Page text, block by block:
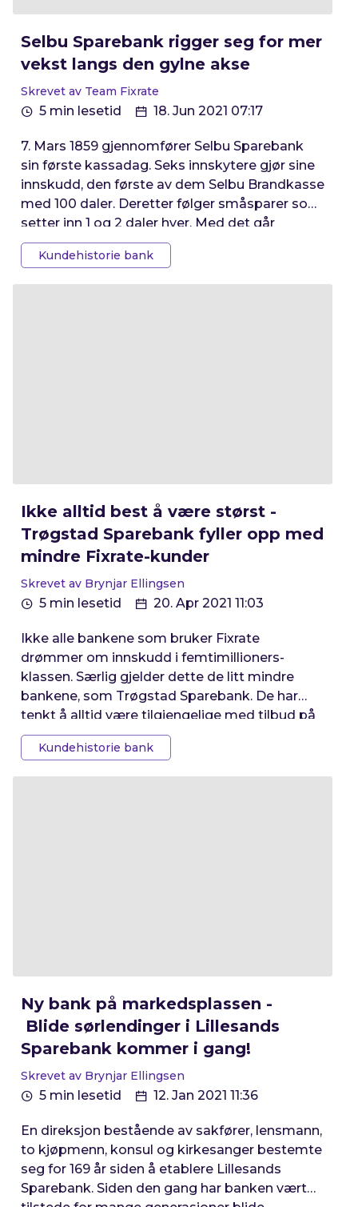
Selbu Sparebank rigger seg for mer
vekst langs den gylne akse
Skrevet av Team Fixrate
5 min lesetid 18. Jun 2021 07:17
7. Mars 1859 gjennomfører Selbu Sparebank
sin første kassadag. Seks innskytere gjør sine
innskudd, den første av dem Selbu Brandkasse
med 100 daler. Deretter følger småsparer som
setter inn 1 og 2 daler hver. Med det går
startskuddet for en 162-årig bankreise langs
den gylne akse, fra Tydals vakre fjellgårder til
sjøkanten i Trondheim.
Kundehistorie bank
Ikke alltid best å være størst -
Trøgstad Sparebank fyller opp med
mindre Fixrate-kunder
Skrevet av Brynjar Ellingsen
5 min lesetid 20. Apr 2021 11:03
Ikke alle bankene som bruker Fixrate
drømmer om innskudd i femtimillioners-
klassen. Særlig gjelder dette de litt mindre
bankene, som Trøgstad Sparebank. De har
tenkt å alltid være tilgjengelige med tilbud på
innskudd mellom 1 og 10 millioner. Det er
nemlig slik, at det ikke alltid er best å å være
størst.
Kundehistorie bank
Ny bank på markedsplassen -
Blide sørlendinger i Lillesands
Sparebank kommer i gang!
Skrevet av Brynjar Ellingsen
5 min lesetid 12. Jan 2021 11:36
En direksjon bestående av sakfører, lensmann,
to kjøpmenn, konsul og kirkesanger bestemte
seg for 169 år siden å etablere Lillesands
Sparebank. Siden den gang har banken vært